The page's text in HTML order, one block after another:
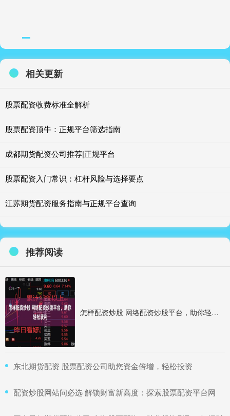
相关更新
股票配资收费标准全解析
股票配资顶牛：正规平台筛选指南
成都期货配资公司推荐|正规平台
股票配资入门常识：杠杆风险与选择要点
江苏期货配资服务指南与正规平台查询
推荐阅读
怎样配资炒股 网络配资炒股平台，助你轻松获利
​东北期货配资 股票配资公司助您资金倍增，轻松投资
​配资炒股网站问必选 解锁财富新高度：探索股票配资平台网